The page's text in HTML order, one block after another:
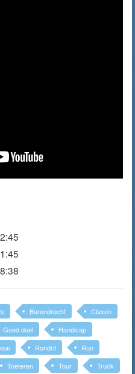
Barendrecht
Claxon
Goed doel
Handicap
Rondrit
Run
Toeteren Tour Truck